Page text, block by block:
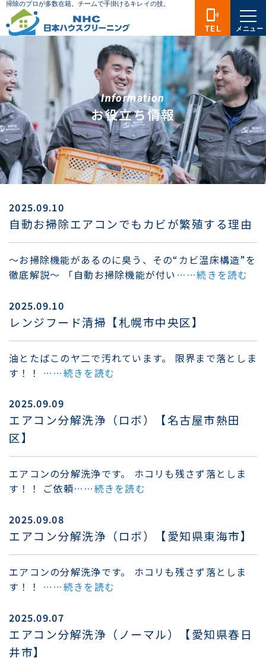
Information
お役立ち情報
2025.09.10
自動お掃除エアコンでもカビが繁殖する理由
〜お掃除機能があるのに臭う、その“カビ温床構造”を
徹底解説〜 「自動お掃除機能が付い ……続きを読む
2025.09.10
レンジフード清掃【札幌市中央区】
油とたばこのヤ二で汚れています。 限界まで落としま
す！！ ……続きを読む
2025.09.09
エアコン分解洗浄（ロボ）【名古屋市熱田
区】
エアコンの分解洗浄です。 ホコリも残さず落としま
す！！ ご依頼……続きを読む
2025.09.08
エアコン分解洗浄（ロボ）【愛知県東海市】
エアコンの分解洗浄です。 ホコリも残さず落としま
す！！ ……続きを読む
2025.09.07
エアコン分解洗浄（ノーマル）【愛知県春日
井市】
phonelink_ring
TEL メニュー